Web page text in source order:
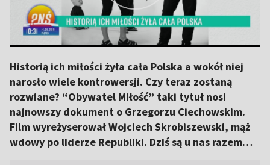
Historią ich miłości żyła cała Polska a wokół niej
narosło wiele kontrowersji. Czy teraz zostaną
rozwiane? “Obywatel Miłość” taki tytuł nosi
najnowszy dokument o Grzegorzu Ciechowskim.
Film wyreżyserował Wojciech Skrobiszewski, mąż
wdowy po liderze Republiki. Dziś są u nas razem…